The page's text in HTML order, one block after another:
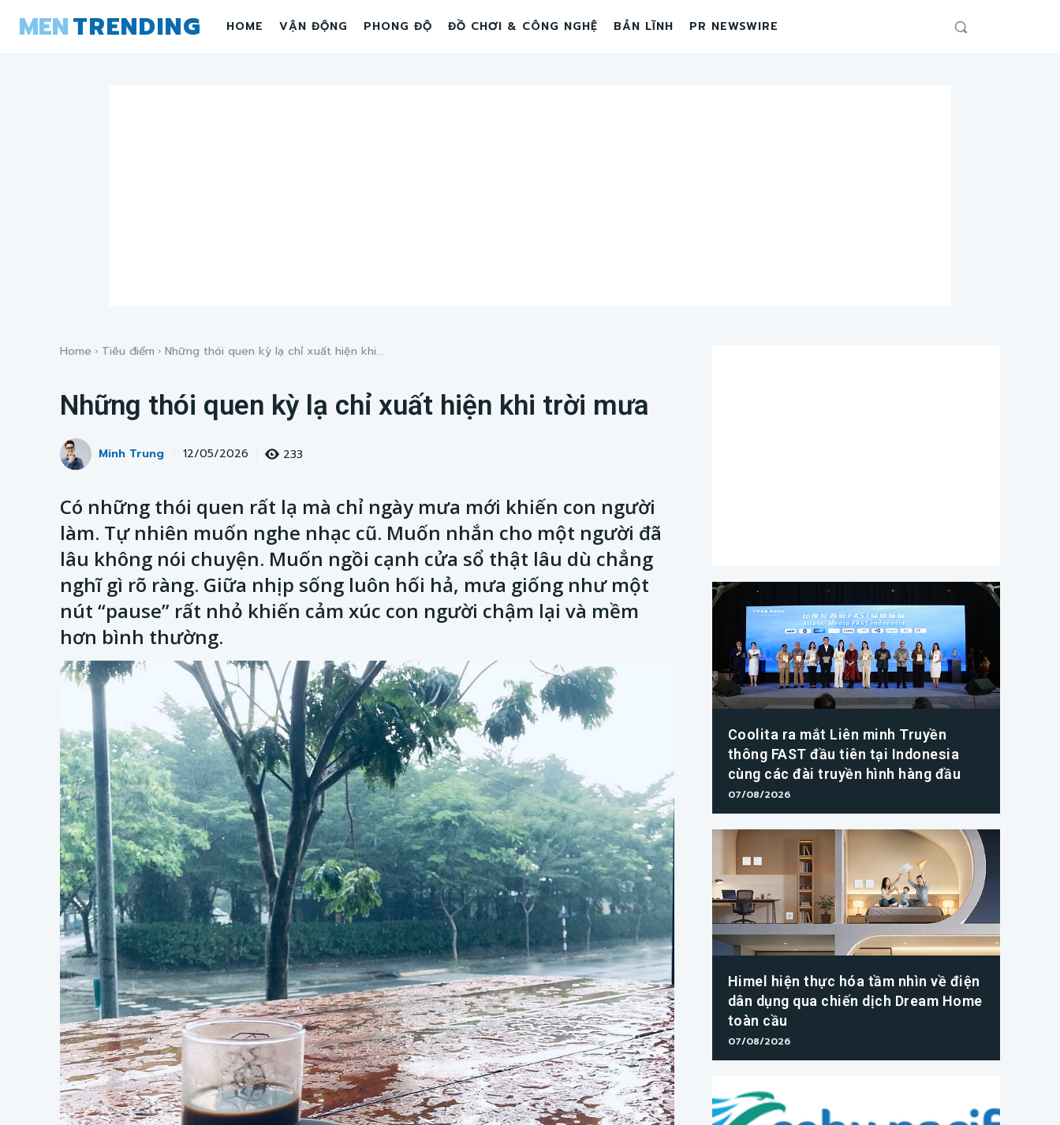
MENTRENDING HOME VẬN ĐỘNG PHONG ĐỘ ĐỒ CHƠI & CÔNG NGHỆ BẢN LĨNH PR NEWSWIRE
Home Tiêu điểm Những thói quen kỳ lạ chỉ xuất hiện khi...
Những thói quen kỳ lạ chỉ xuất hiện khi trời mưa
Minh Trung 12/05/2026 233
Có những thói quen rất lạ mà chỉ ngày mưa mới khiến con người
làm. Tự nhiên muốn nghe nhạc cũ. Muốn nhắn cho một người đã
lâu không nói chuyện. Muốn ngồi cạnh cửa sổ thật lâu dù chẳng
nghĩ gì rõ ràng. Giữa nhịp sống luôn hối hả, mưa giống như một
nút “pause” rất nhỏ khiến cảm xúc con người chậm lại và mềm
hơn bình thường.
Coolita ra mắt Liên minh Truyền
thông FAST đầu tiên tại Indonesia
cùng các đài truyền hình hàng đầu
07/08/2026
Himel hiện thực hóa tầm nhìn về điện
dân dụng qua chiến dịch Dream Home
toàn cầu
07/08/2026